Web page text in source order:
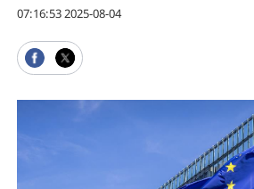
07:16:53 2025-08-04